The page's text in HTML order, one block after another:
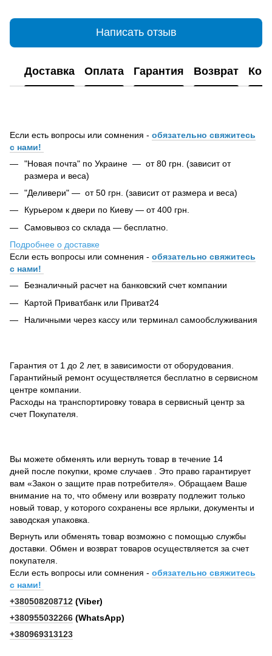
Написать отзыв
Доставка Оплата Гарантия Возврат
Если есть вопросы или сомнения - обязательно свяжитесь
с нами!
"Новая почта" по Украине — от 80 грн. (зависит от
размера и веса)
"Деливери" — от 50 грн. (зависит от размера и веса)
Курьером к двери по Киеву — от 400 грн.
Самовывоз со склада — бесплатно.
Подробнее о доставке
Если есть вопросы или сомнения - обязательно свяжитесь
с нами!
Безналичный расчет на банковский счет компании
Картой Приватбанк или Приват24
Наличными через кассу или терминал самообслуживания
Гарантия от 1 до 2 лет, в зависимости от оборудования.
Гарантийный ремонт осуществляется бесплатно в сервисном
центре компании.
Расходы на транспортировку товара в сервисный центр за
счет Покупателя.
Вы можете обменять или вернуть товар в течение 14
дней после покупки, кроме случаев . Это право гарантирует
вам «Закон о защите прав потребителя». Обращаем Ваше
внимание на то, что обмену или возврату подлежит только
новый товар, у которого сохранены все ярлыки, документы и
заводская упаковка.
Вернуть или обменять товар возможно с помощью службы
доставки. Обмен и возврат товаров осуществляется за счет
покупателя.
Если есть вопросы или сомнения - обязательно свяжитесь
с нами!
+380508208712 (Viber)
+380955032266 (WhatsApp)
+380969313123